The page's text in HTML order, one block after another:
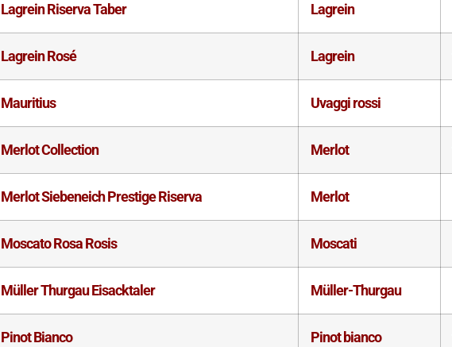
Lagrein Riserva Taber Lagrein
Lagrein Rosé Lagrein
Mauritius Uvaggi rossi
Merlot Collection Merlot
Merlot Siebeneich Prestige Riserva Merlot
Moscato Rosa Rosis Moscati
Müller Thurgau Eisacktaler Müller-Thurgau
Pinot Bianco Pinot bianco